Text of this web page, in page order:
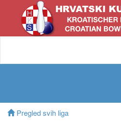
Pregled svih liga